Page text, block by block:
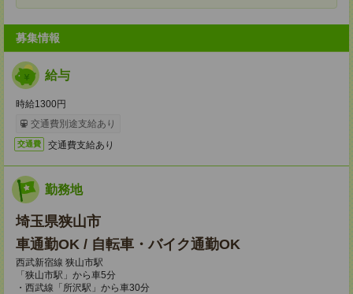
募集情報
給与
時給1300円
交通費別途支給あり
交通費 交通費支給あり
勤務地
埼玉県狭山市
車通勤OK / 自転車・バイク通勤OK
西武新宿線 狭山市駅
「狭山市駅」から車5分
・西武線「所沢駅」から車30分